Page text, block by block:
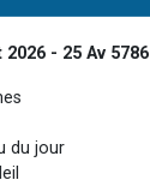
2026 - 25 Av 5786
du jour